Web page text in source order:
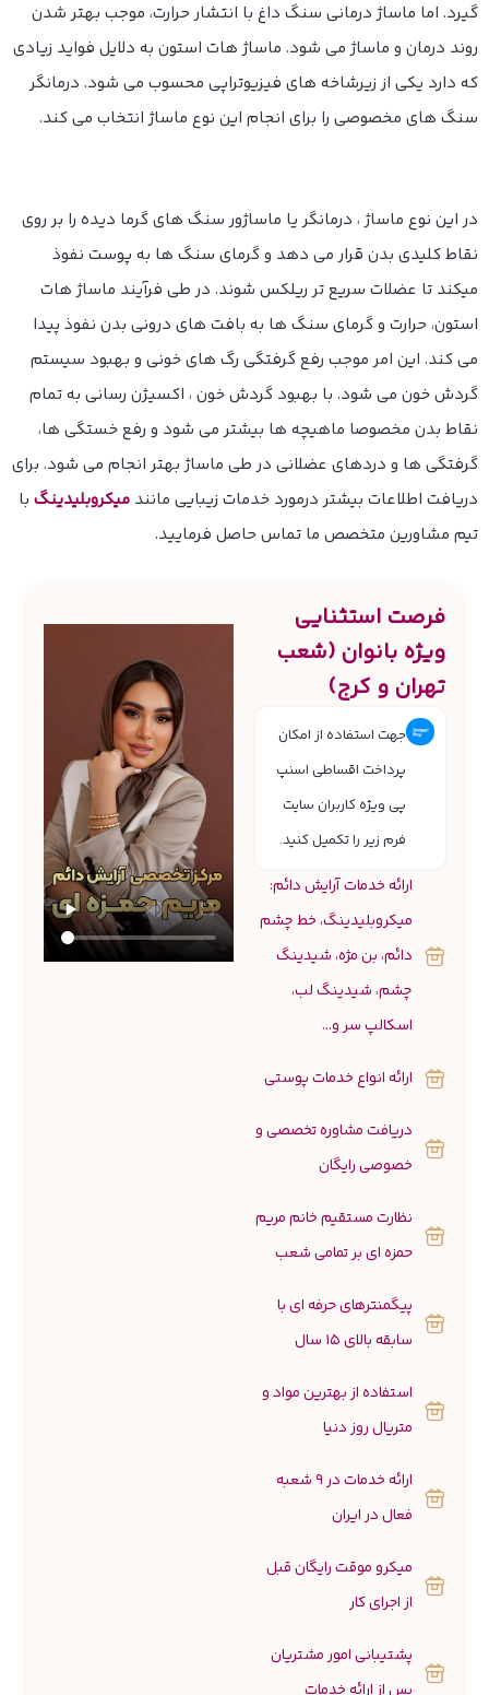
گیرد. اما ماساژ درمانی سنگ داغ با انتشار حرارت، موجب بهتر شدن
روند درمان و ماساژ می شود. ماساژ هات استون به دلایل فواید زیادی
که دارد یکی از زیرشاخه های فیزیوتراپی محسوب می شود. درمانگر
سنگ های مخصوصی را برای انجام این نوع ماساژ انتخاب می کند.
در این نوع ماساژ ، درمانگر یا ماساژور سنگ های گرما دیده را بر روی
نقاط کلیدی بدن قرار می دهد و گرمای سنگ ها به پوست نفوذ
میکند تا عضلات سریع تر ریلکس شوند. در طی فرآیند ماساژ هات
استون، حرارت و گرمای سنگ ها به بافت های درونی بدن نفوذ پیدا
می کند. این امر موجب رفع گرفتگی رگ های خونی و بهبود سیستم
گردش خون می شود. با بهبود گردش خون ، اکسیژن رسانی به تمام
نقاط بدن مخصوصا ماهیچه ها بیشتر می شود و رفع خستگی ها،
گرفتگی ها و دردهای عضلانی در طی ماساژ بهتر انجام می شود. برای
دریافت اطلاعات بیشتر درمورد خدمات زیبایی مانند میکروبلیدینگ با
تیم مشاورین متخصص ما تماس حاصل فرمایید.
فرصت استثنایی
ویژه بانوان (شعب
تهران و کرج)
جهت استفاده از امکان
پرداخت اقساطی اسنپ
پی ویژه کاربران سایت
فرم زیر را تکمیل کنید.
ارائه خدمات آرایش دائم:
میکروبلیدینگ، خط چشم
دائم، بن مژه، شیدینگ
چشم، شیدینگ لب،
اسکالپ سر و...
ارائه انواع خدمات پوستی
دریافت مشاوره تخصصی و
خصوصی رایگان
نظارت مستقیم خانم مریم
حمزه ای بر تمامی شعب
پیگمنترهای حرفه ای با
سابقه بالای 15 سال
استفاده از بهترین مواد و
متریال روز دنیا
ارائه خدمات در 9 شعبه
فعال در ایران
میکرو موقت رایگان قبل
از اجرای کار
پشتیبانی امور مشتریان
پس از ارائه خدمات